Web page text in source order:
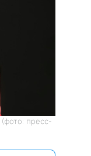
пресс-